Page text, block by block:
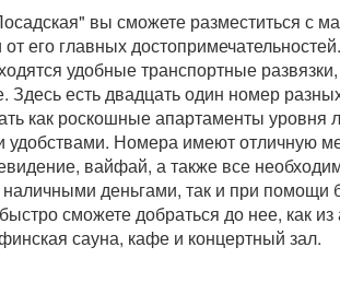
вы сможете разместиться
от его главных
удобные транспортные
Здесь есть двадцать один номер
как роскошные апартаменты
Номера имеют отличную
вайфай, а также все
деньгами, так и при помощи
сможете добраться до нее, как
сауна, кафе и концертный зал.